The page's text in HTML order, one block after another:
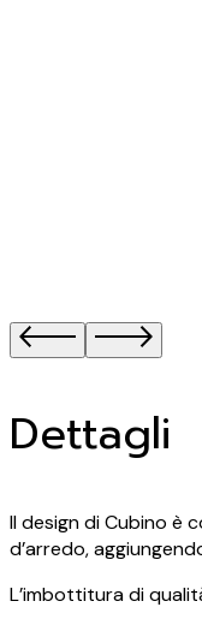
Dettagli
Il design di Cubino è
d’arredo,
L’imbottitura di